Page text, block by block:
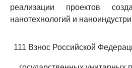
реализации проектов
нанотехнологий и
111 Взнос Российской